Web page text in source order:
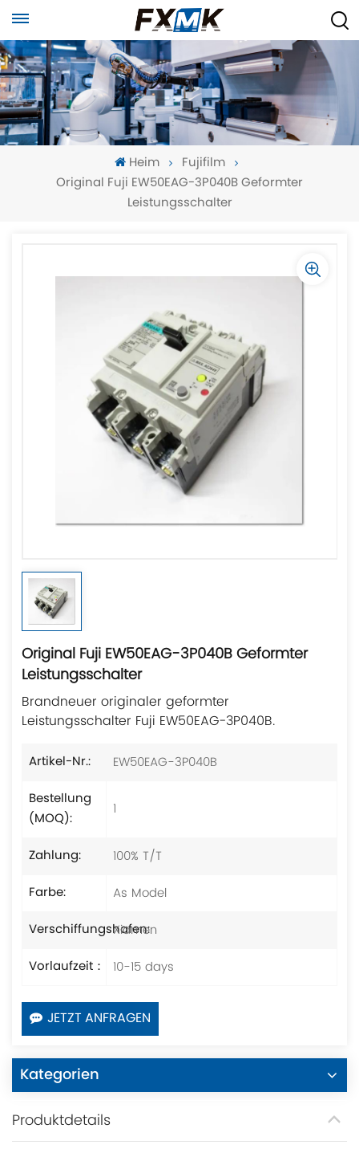
Heim
Fujifilm
Original Fuji EW50EAG-3P040B Geformter
Leistungsschalter
Original Fuji EW50EAG-3P040B Geformter
Leistungsschalter
Brandneuer originaler geformter
Leistungsschalter Fuji EW50EAG-3P040B.
Artikel-Nr.:
EW50EAG-3P040B
Bestellung
(MOQ):
1
Zahlung:
100% T/T
Farbe:
As Model
Verschiffungshafen:
Xiamen
Vorlaufzeit：
10-15 days
JETZT ANFRAGEN
Kategorien
Produktdetails